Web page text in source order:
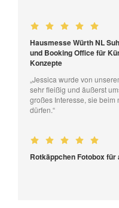
Hausmesse Würth NL
und Booking Office für
Konzepte
„Jessica wurde von
sehr fleißig und äußerst
großes Interesse, sie beim
dürfen.“
Rotkäppchen Fotobox für